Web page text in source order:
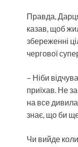
Правда,
казав, щоб
збереженні
чергової
– Ніби
приїхав. Не
на все
знає, що би
Чи вийде